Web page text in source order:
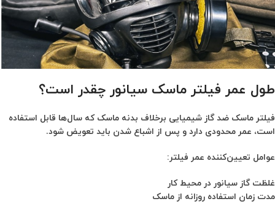
طول عمر فیلتر ماسک سیانور چقدر است؟
فیلتر ماسک ضد گاز شیمیایی برخلاف بدنه ماسک که سال‌ها قابل استفاده
است، عمر محدودی دارد و پس از اشباع شدن باید تعویض شود.
عوامل تعیین‌کننده عمر فیلتر:
غلظت گاز سیانور در محیط کار
مدت زمان استفاده روزانه از ماسک